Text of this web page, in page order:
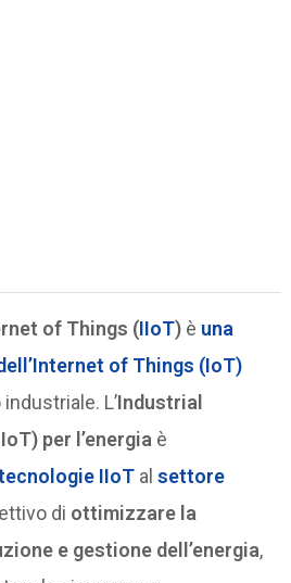
of Things (IIoT) è una
of Things (IoT)
L’Industrial
per l’energia è
IIoT alsettore
di ottimizzare la
e gestione dell’energia,